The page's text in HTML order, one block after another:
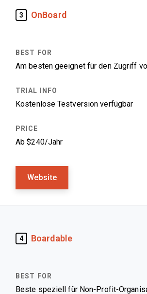
3 OnBoard
Am besten geeignet für den Zugriff
Kostenlose Testversion verfügbar
Ab $240/Jahr
Website
4 Boardable
Beste speziell für Non-Profit-